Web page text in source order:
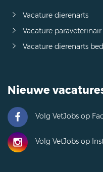
Vacature dierenarts
Vacature paraveterinair
Vacature dierenarts
Nieuwe
Volg VetJobs op
Volg VetJobs op